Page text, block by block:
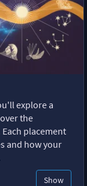
explore a
the
placement
and how your
Show